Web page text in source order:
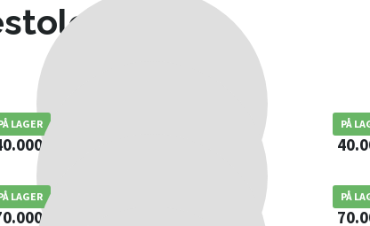
LAGERInfinity Pro Sort PÅ
LAGERStratus Massagestol Sort PÅ